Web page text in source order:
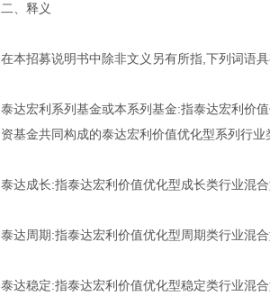
二、释义
在本招募说明书中除非文义另有所指,下列词语
泰达宏利系列基金或本系列基金:指泰达宏利价
资基金共同构成的泰达宏利价值优化型系列行业
泰达成长:指泰达宏利价值优化型成长类行业混
泰达周期:指泰达宏利价值优化型周期类行业混
泰达稳定:指泰达宏利价值优化型稳定类行业混